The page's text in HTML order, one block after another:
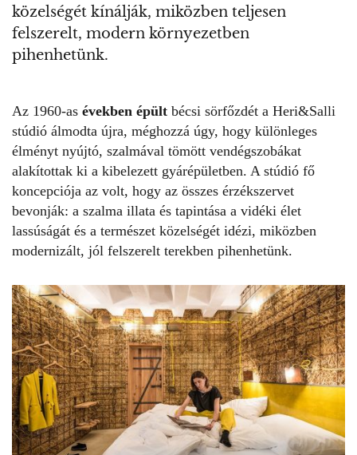
közelségét kínálják, miközben teljesen
felszerelt, modern környezetben
pihenhetünk.
Az 1960-as években épült bécsi sörfőzdét a Heri&Salli
stúdió álmodta újra, méghozzá úgy, hogy különleges
élményt nyújtó, szalmával tömött vendégszobákat
alakítottak ki a kibelezett gyárépületben. A stúdió fő
koncepciója az volt, hogy az összes érzékszervet
bevonják: a szalma illata és tapintása a vidéki élet
lassúságát és a természet közelségét idézi, miközben
modernizált, jól felszerelt terekben pihenhetünk.